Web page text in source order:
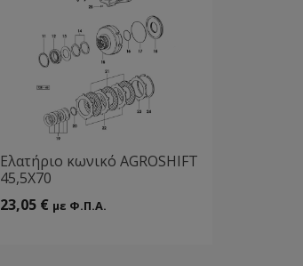
Ελατήριο κωνικό AGROSHIFT
45,5Χ70
23,05 € με Φ.Π.Α.